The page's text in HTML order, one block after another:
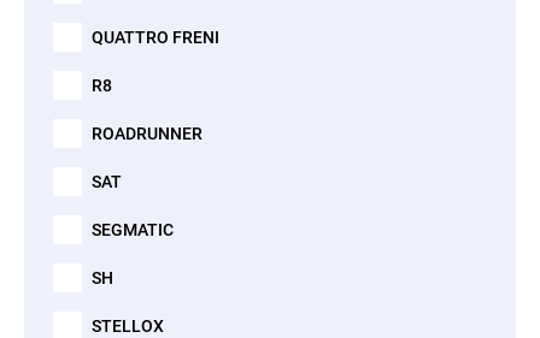
QUATTRO FRENI
R8
ROADRUNNER
SAT
SEGMATIC
SH
STELLOX